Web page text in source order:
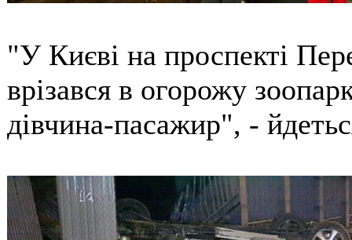
"У Києві на проспекті
врізався в огорожу
дівчина-пасажир", -